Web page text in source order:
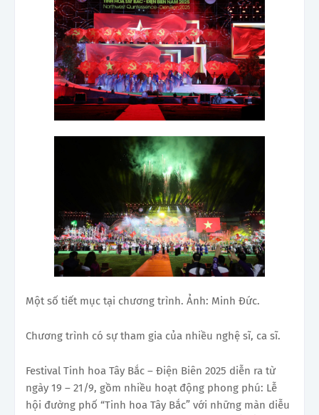
Một số tiết mục tại chương trình. Ảnh: Minh Đức.
Chương trình có sự tham gia của nhiều nghệ sĩ, ca sĩ.
Festival Tinh hoa Tây Bắc – Điện Biên 2025 diễn ra từ
ngày 19 – 21/9, gồm nhiều hoạt động phong phú: Lễ
hội đường phố “Tinh hoa Tây Bắc” với những màn diễu